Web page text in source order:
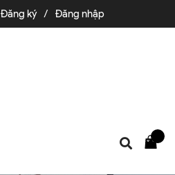
Đăng ký / Đăng nhập